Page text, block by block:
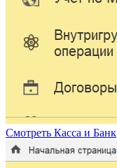
Смотреть Касса и Банк